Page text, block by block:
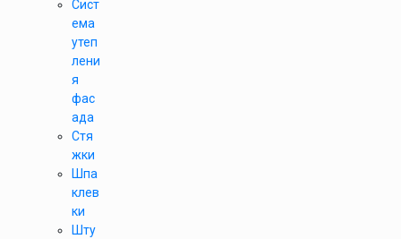
Сист
ема
утеп
лени
я
фас
ада
Стя
жки
Шпа
клев
ки
Шту